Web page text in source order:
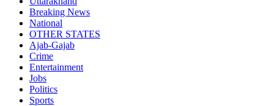
Breaking News
National
OTHER STATES
Ajab-Gajab
Crime
Entertainment
Jobs
Politics
Sports